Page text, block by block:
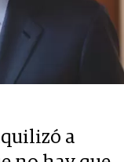
a